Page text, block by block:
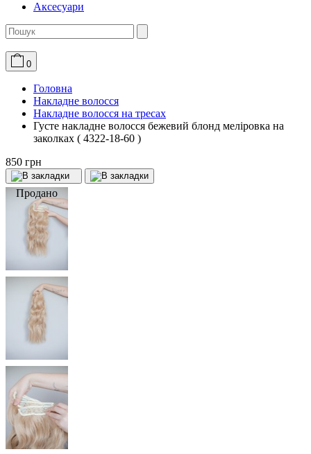
Аксесуари
0
Головна
Накладне волосся
Накладне волосся на тресах
Густе накладне волосся бежевий блонд меліровка на
заколках ( 4322-18-60 )
850 грн
Продано